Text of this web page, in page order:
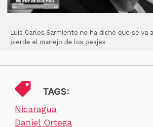
Luis Carlos Sarmiento no ha dicho que se va
pierde el manejo de los peajes
TAGS:
Nicaragua
Daniel Ortega